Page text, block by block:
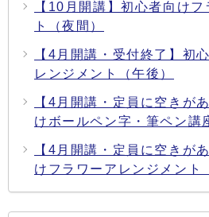
【10月開講】初心者向け
ト（夜間）
【4月開講・受付終了】初
レンジメント（午後）
【4月開講・定員に空きが
けボールペン字・筆ペン講
【4月開講・定員に空きが
けフラワーアレンジメント